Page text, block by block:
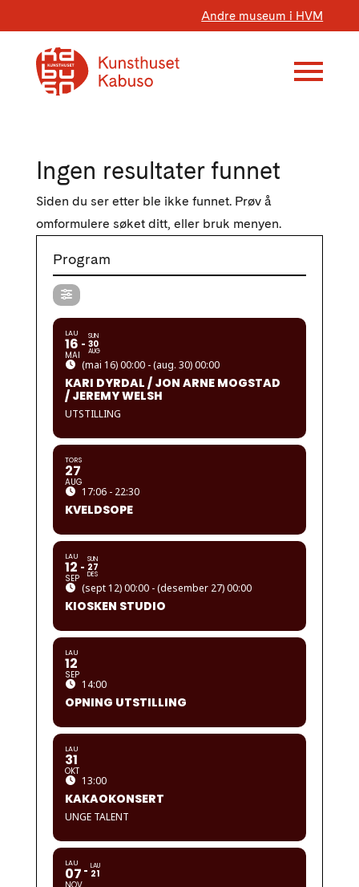
Andre museum i HVM
Ingen resultater funnet
Siden du ser etter ble ikke funnet. Prøv å
omformulere søket ditt, eller bruk menyen.
Program
LAU
16
MAI
SUN
30
AUG
(mai 16) 00:00 - (aug. 30) 00:00
KARI DYRDAL / JON ARNE MOGSTAD
/ JEREMY WELSH
UTSTILLING
TORS
27
AUG
17:06 - 22:30
KVELDSOPE
LAU
12
SEP
SUN
27
DES
(sept 12) 00:00 - (desember 27) 00:00
KIOSKEN STUDIO
LAU
12
SEP
14:00
OPNING UTSTILLING
LAU
31
OKT
13:00
KAKAOKONSERT
UNGE TALENT
LAU
07 LAU
21